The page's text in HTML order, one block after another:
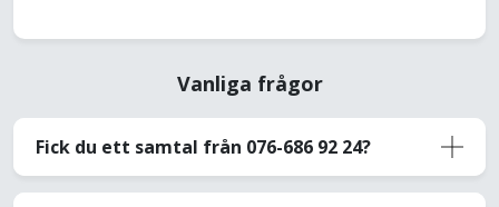
Vanliga frågor
Fick du ett samtal från 076-686 92 24?